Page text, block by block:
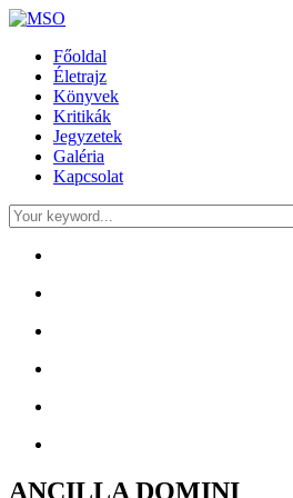
Főoldal
Életrajz
Könyvek
Kritikák
Jegyzetek
Galéria
Kapcsolat
ANCILLA DOMINI